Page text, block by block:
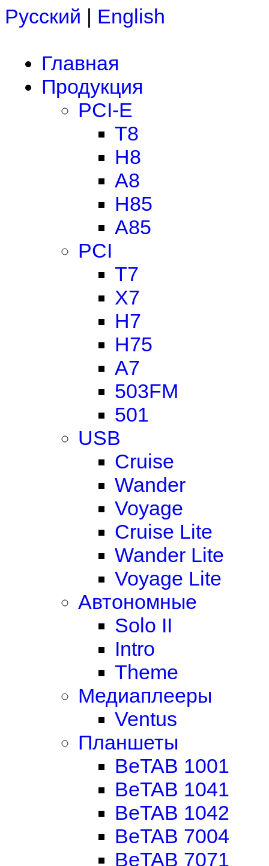
Русский | English
Главная
Продукция
PCI-E
T8
H8
A8
H85
A85
PCI
T7
X7
H7
H75
A7
503FM
501
USB
Cruise
Wander
Voyage
Cruise Lite
Wander Lite
Voyage Lite
Автономные
Solo II
Intro
Theme
Медиаплееры
Ventus
Планшеты
BeTAB 1001
BeTAB 1041
BeTAB 1042
BeTAB 7004
BeTAB 7071